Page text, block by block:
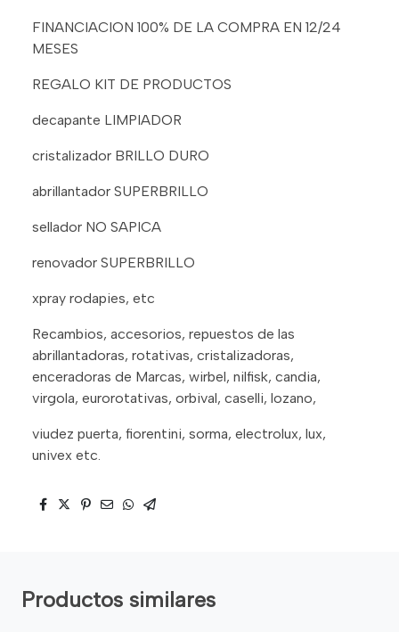
FINANCIACION 100% DE LA COMPRA EN 12/24
MESES
REGALO KIT DE PRODUCTOS
decapante LIMPIADOR
cristalizador BRILLO DURO
abrillantador SUPERBRILLO
sellador NO SAPICA
renovador SUPERBRILLO
xpray rodapies, etc
Recambios, accesorios, repuestos de las
abrillantadoras, rotativas, cristalizadoras,
enceradoras de Marcas, wirbel, nilfisk, candia,
virgola, eurorotativas, orbival, caselli, lozano,
viudez puerta, fiorentini, sorma, electrolux, lux,
univex etc.
Productos similares